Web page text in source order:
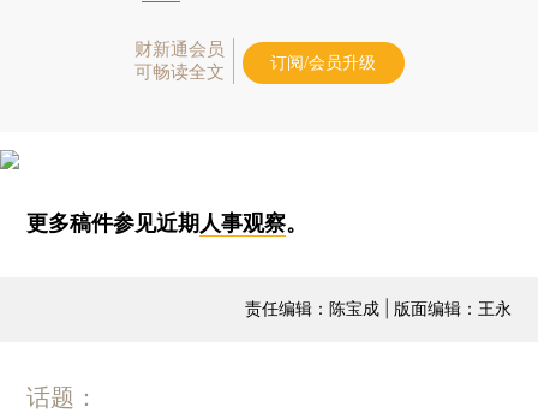
财新通会员
可畅读全文
订阅/会员升级
更多稿件参见近期人事观察。
责任编辑：陈宝成 | 版面编辑：王永
话题：